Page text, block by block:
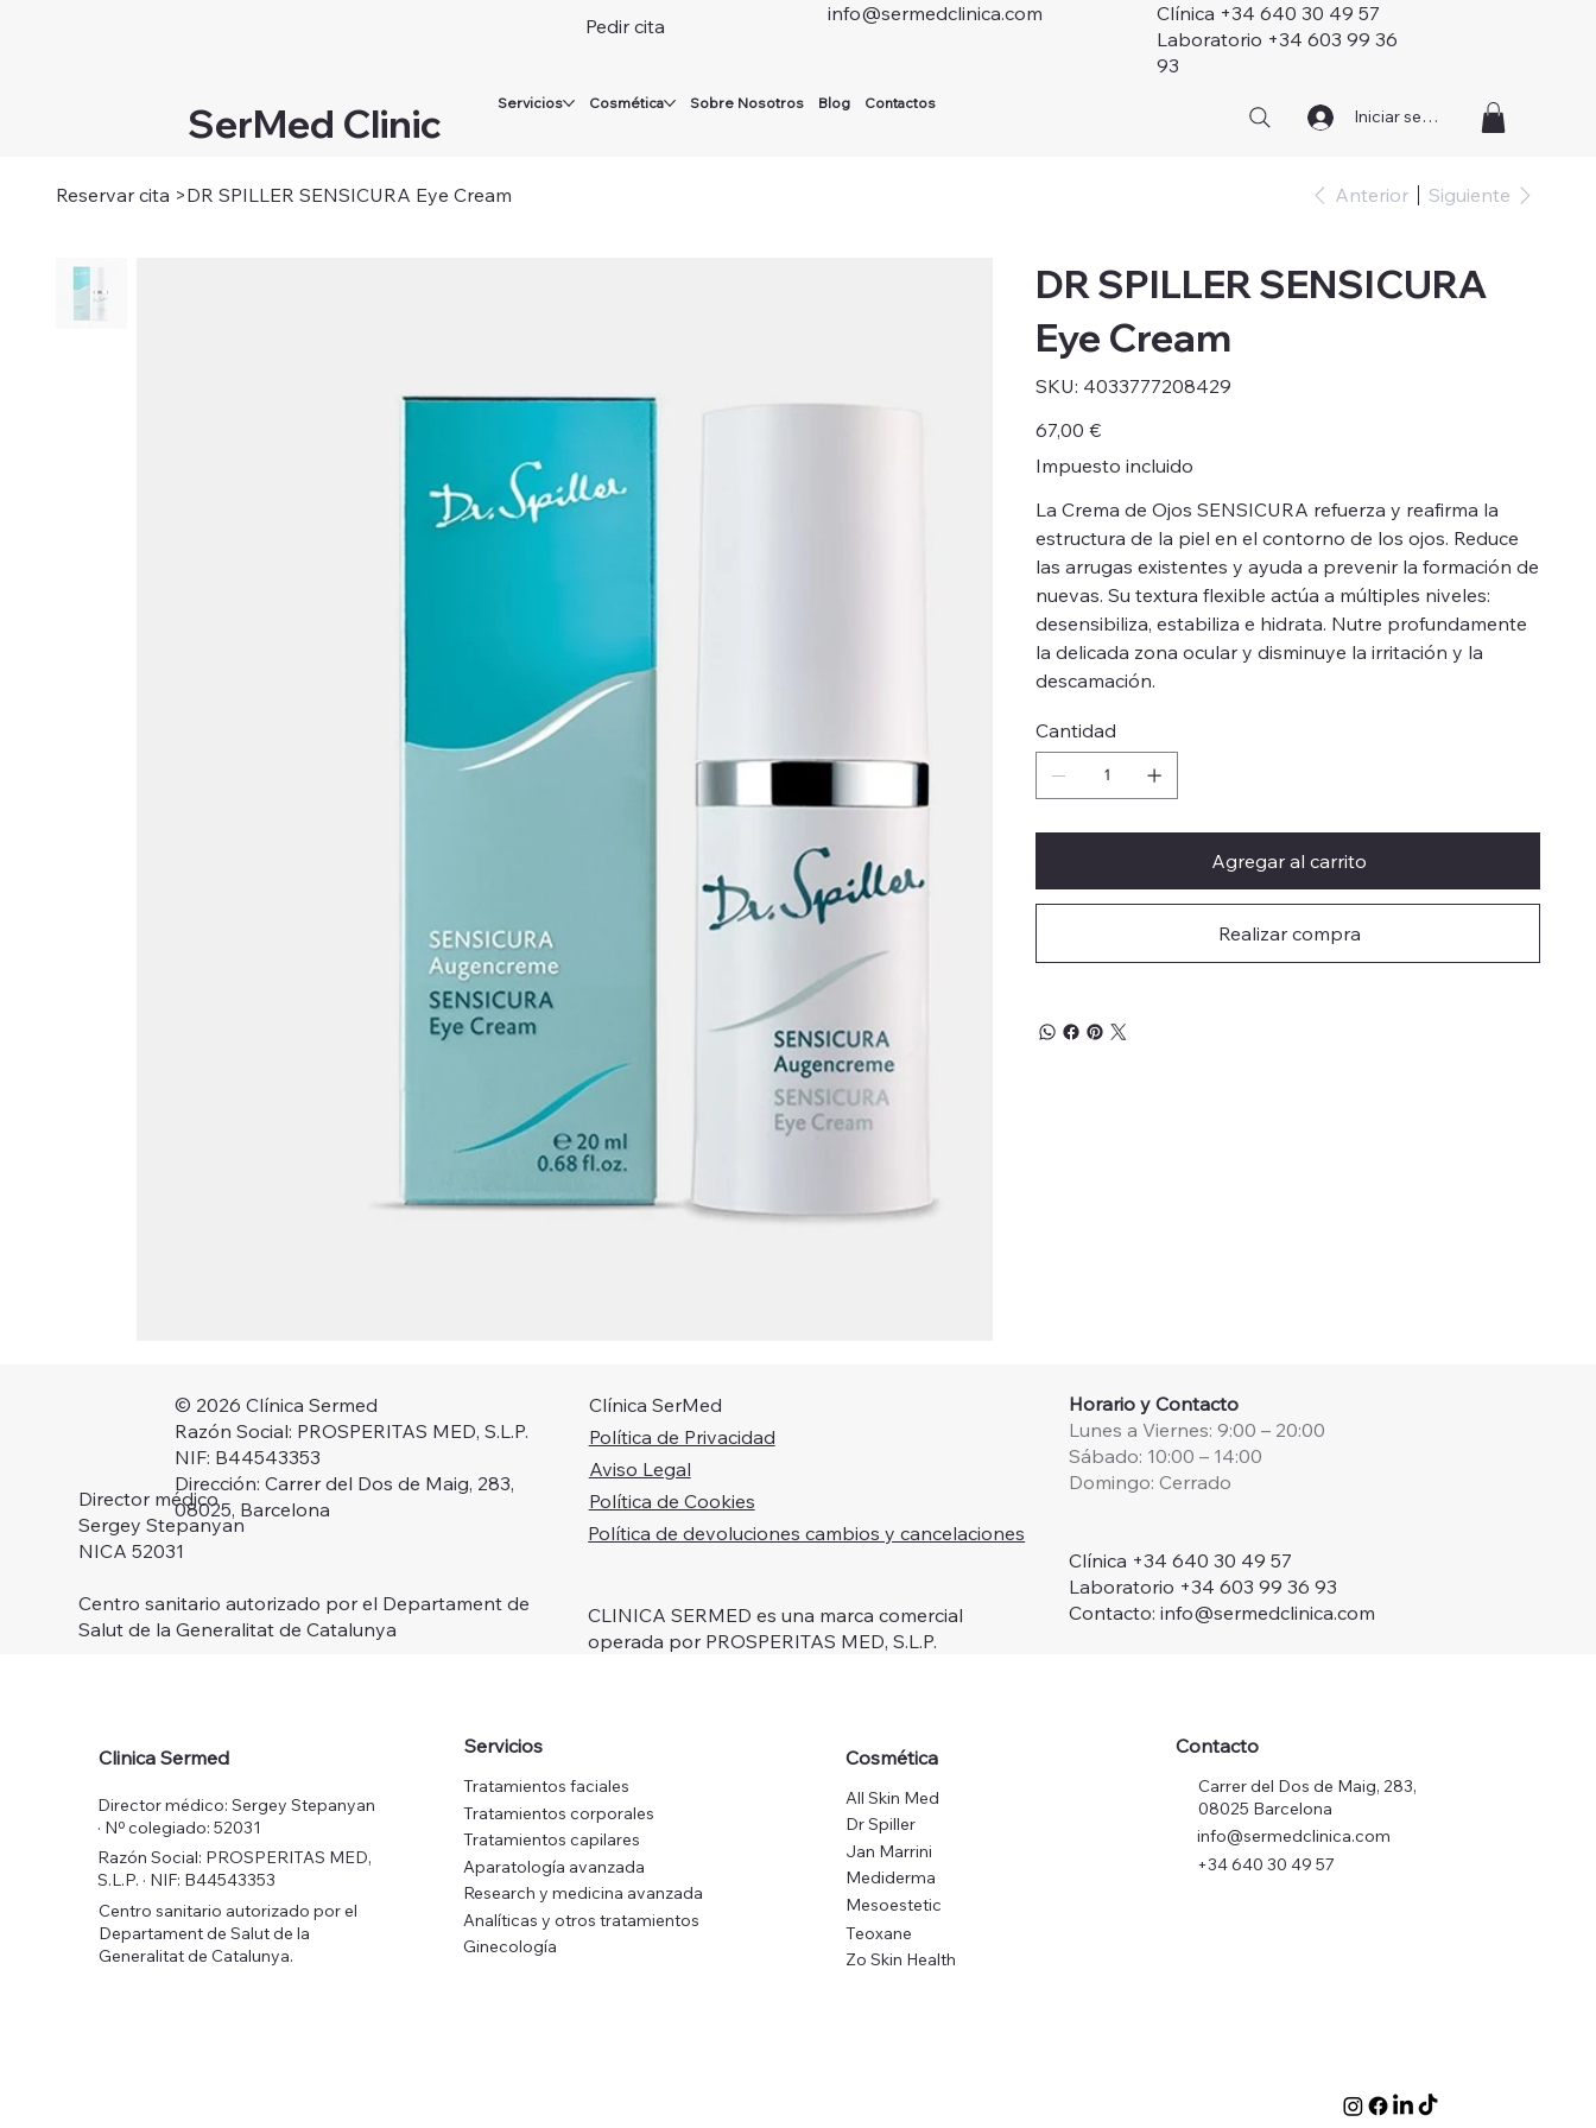
SerMed Clinic Servicios Cosmética Sobre Nosotros Blog Contactos
Iniciar sesión
Pedir cita
info@sermedclinica.com
Clínica +34 640 30 49 57
Laboratorio +34 603 99 36
93
Reservar cita >DR SPILLER SENSICURA Eye Cream Anterior Siguiente
DR SPILLER SENSICURA
Eye Cream
SKU:
SKU
4033777208429
4033777208429
Precio
67,00 €
Impuesto incluido
La Crema de Ojos SENSICURA refuerza y reafirma la
estructura de la piel en el contorno de los ojos. Reduce
las arrugas existentes y ayuda a prevenir la formación de
nuevas. Su textura flexible actúa a múltiples niveles:
desensibiliza, estabiliza e hidrata. Nutre profundamente
la delicada zona ocular y disminuye la irritación y la
descamación.
Cantidad
Agregar al carrito
Realizar compra
Director médico
Sergey Stepanyan
NICA 52031
Centro sanitario autorizado por el Departament de
Salut de la Generalitat de Catalunya
© 2026 Clínica Sermed
Razón Social: PROSPERITAS MED, S.L.P.
NIF: B44543353
Dirección: Carrer del Dos de Maig, 283,
08025, Barcelona
Clínica SerMed
Política de Privacidad
Aviso Legal
Política de Cookies
Política de devoluciones cambios y cancelaciones
CLINICA SERMED es una marca comercial
operada por PROSPERITAS MED, S.L.P.
Horario y Contacto
Lunes a Viernes: 9:00 – 20:00
Sábado: 10:00 – 14:00
Domingo: Cerrado
Clínica +34 640 30 49 57
Laboratorio +34 603 99 36 93
Contacto: info@sermedclinica.com
Clinica Sermed
Director médico: Sergey Stepanyan
· Nº colegiado: 52031
Razón Social: PROSPERITAS MED,
S.L.P. · NIF: B44543353
Centro sanitario autorizado por el
Departament de Salut de la
Generalitat de Catalunya.
Servicios
Tratamientos faciales
Tratamientos corporales
Tratamientos capilares
Aparatología avanzada
Research y medicina avanzada
Analíticas y otros tratamientos
Ginecología
Cosmética
All Skin Med
Dr Spiller
Jan Marrini
Mediderma
Mesoestetic
Teoxane
Zo Skin Health
Contacto
Carrer del Dos de Maig, 283,
08025 Barcelona
info@sermedclinica.com
+34 640 30 49 57